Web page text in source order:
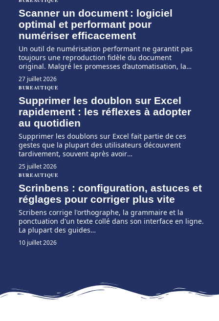
Scanner un document : logiciel
optimal et performant pour
numériser efficacement
Un outil de numérisation performant ne garantit pas
toujours une reproduction fidèle du document
original. Malgré les promesses d’automatisation, la…
27 juillet 2026
BUREAUTIQUE
Supprimer les doublon sur Excel
rapidement : les réflexes à adopter
au quotidien
Supprimer les doublons sur Excel fait partie de ces
gestes que la plupart des utilisateurs découvrent
tardivement, souvent après avoir…
25 juillet 2026
BUREAUTIQUE
Scrinbens : configuration, astuces et
réglages pour corriger plus vite
Scribens corrige l'orthographe, la grammaire et la
ponctuation d'un texte collé dans son interface en ligne.
La plupart des guides…
10 juillet 2026